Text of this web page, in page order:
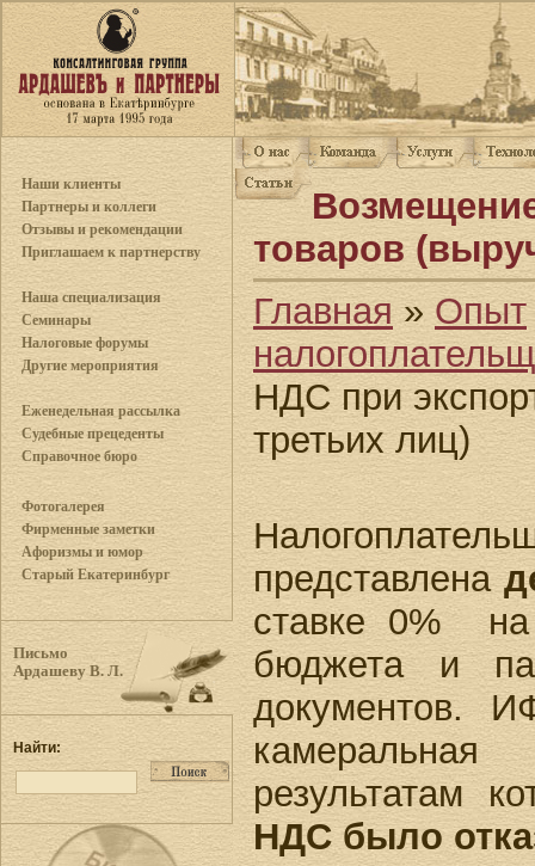
Наши клиенты
Партнеры и коллеги
Отзывы и рекомендации
Приглашаем к партнерству
Наша специализация
Семинары
Налоговые форумы
Другие мероприятия
Еженедельная рассылка
Судебные прецеденты
Справочное бюро
Фотогалерея
Фирменные заметки
Афоризмы и юмор
Старый Екатеринбург
Письмо
Ардашеву В. Л.
Найти:
товаров
Главная »Опыт
НДС при
третьих лиц)
представлена
ставке 0%
бюджета и
документов.
результатам
НДС было